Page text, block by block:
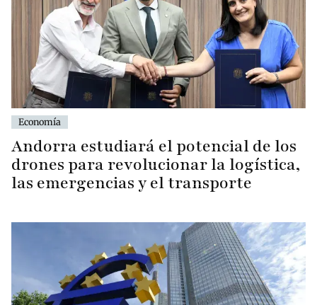
Economía
Andorra estudiará el potencial de los
drones para revolucionar la logística,
las emergencias y el transporte